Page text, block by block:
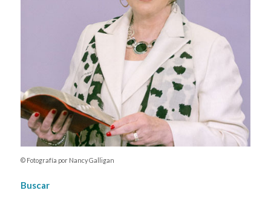
© Fotografía por Nancy Galligan
Buscar